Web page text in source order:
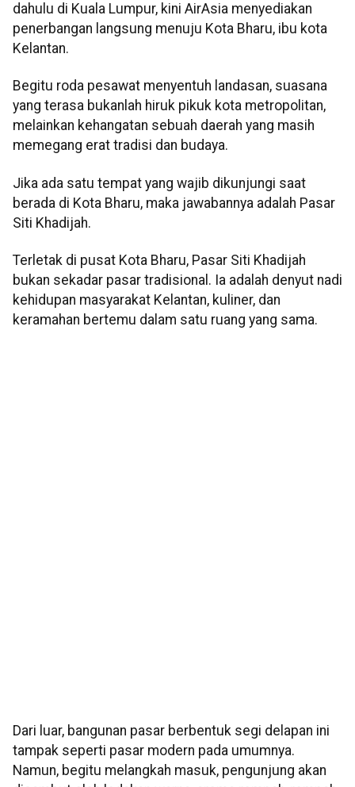
dahulu di Kuala Lumpur, kini AirAsia menyediakan
penerbangan langsung menuju Kota Bharu, ibu kota
Kelantan.
Begitu roda pesawat menyentuh landasan, suasana
yang terasa bukanlah hiruk pikuk kota metropolitan,
melainkan kehangatan sebuah daerah yang masih
memegang erat tradisi dan budaya.
Jika ada satu tempat yang wajib dikunjungi saat
berada di Kota Bharu, maka jawabannya adalah Pasar
Siti Khadijah.
Terletak di pusat Kota Bharu, Pasar Siti Khadijah
bukan sekadar pasar tradisional. Ia adalah denyut nadi
kehidupan masyarakat Kelantan, kuliner, dan
keramahan bertemu dalam satu ruang yang sama.
Dari luar, bangunan pasar berbentuk segi delapan ini
tampak seperti pasar modern pada umumnya.
Namun, begitu melangkah masuk, pengunjung akan